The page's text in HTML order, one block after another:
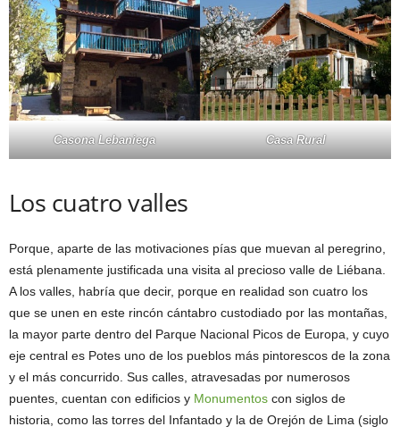
Casona Lebaniega Casa Rural
Los cuatro valles
Porque, aparte de las motivaciones pías que muevan al peregrino,
está plenamente justificada una visita al precioso valle de Liébana.
A los valles, habría que decir, porque en realidad son cuatro los
que se unen en este rincón cántabro custodiado por las montañas,
la mayor parte dentro del Parque Nacional Picos de Europa, y cuyo
eje central es Potes uno de los pueblos más pintorescos de la zona
y el más concurrido. Sus calles, atravesadas por numerosos
puentes, cuentan con edificios y Monumentos con siglos de
historia, como las torres del Infantado y la de Orejón de Lima (siglo